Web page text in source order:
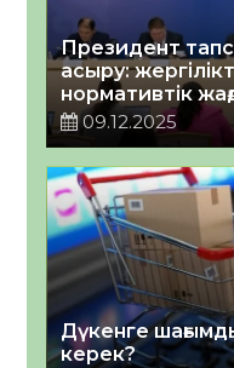
Президент
асыру:
нормативтік
09.12.2025
Дүкенге
керек?